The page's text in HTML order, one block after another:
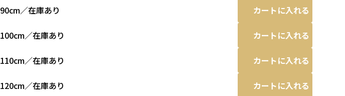
90cm／在庫あり カートに入れる
100cm／在庫あり カートに入れる
110cm／在庫あり カートに入れる
120cm／在庫あり カートに入れる